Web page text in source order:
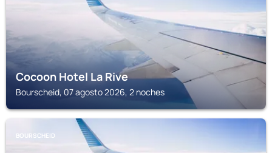
Cocoon Hotel La Rive
Bourscheid, 07 agosto 2026, 2 noches
BOURSCHEID